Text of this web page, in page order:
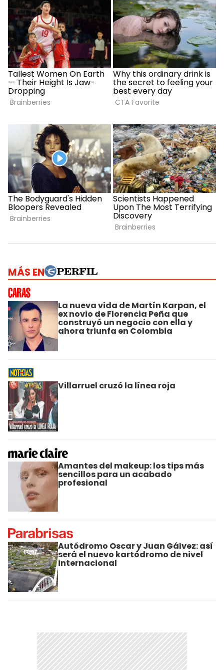
MÁS EN
La nueva vida de Martín Karpan, el
ex novio de Florencia Peña que
construyó un negocio con ella y
ahora triunfa en Colombia
Villarruel cruzó la línea roja
Amantes del makeup: los tips más
sencillos para un acabado
profesional
Autódromo Oscar y Juan Gálvez: así
será el nuevo kartódromo de nivel
internacional